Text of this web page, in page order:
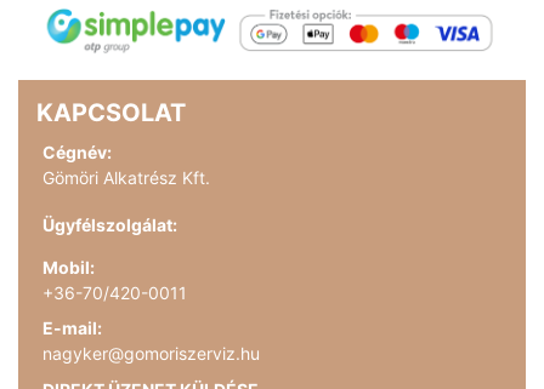
KAPCSOLAT
Cégnév:
Gömöri Alkatrész Kft.
Ügyfélszolgálat:
Mobil:
+36-70/420-0011
E-mail:
nagyker@gomoriszerviz.hu